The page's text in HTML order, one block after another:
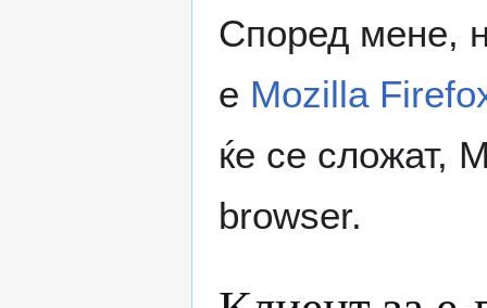
Според мене,
е Mozilla
ќе се сложат,
browser.